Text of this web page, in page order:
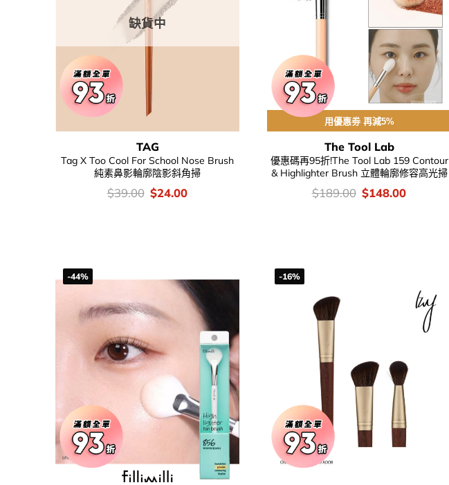
缺貨中
TAG
Tag X Too Cool For School Nose Brush
純素鼻影輪廓陰影斜角掃
價
錢：
$39.00 Original
price
$24.00Current
用優惠劵 再減5%
The Tool Lab
優惠碼再95折!The Tool Lab 159 Contour
& Highlighter Brush 立體輪廓修容高光掃
價
錢：
$189.00 Original
price
$148.00Current
-44% -16%